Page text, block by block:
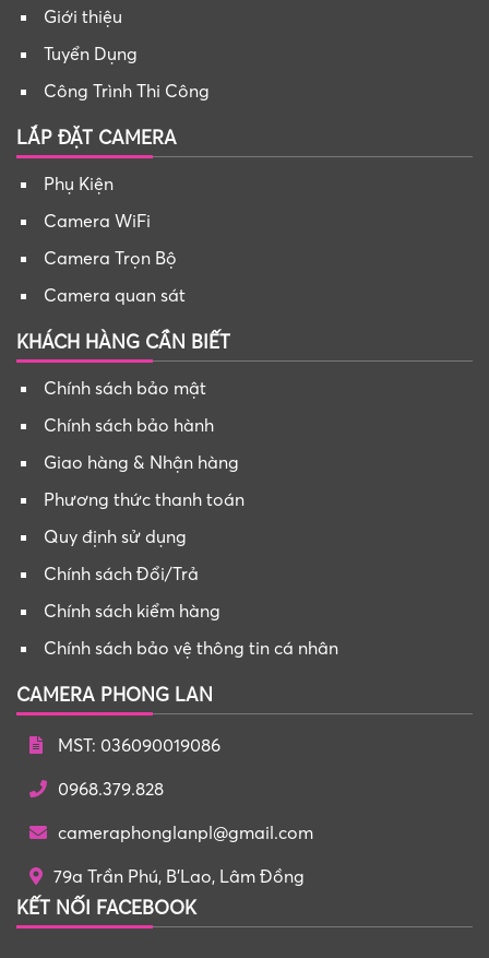
Giới thiệu
Tuyển Dụng
Công Trình Thi Công
LẮP ĐẶT CAMERA
Phụ Kiện
Camera WiFi
Camera Trọn Bộ
Camera quan sát
KHÁCH HÀNG CẦN BIẾT
Chính sách bảo mật
Chính sách bảo hành
Giao hàng & Nhận hàng
Phương thức thanh toán
Quy định sử dụng
Chính sách Đổi/Trả
Chính sách kiểm hàng
Chính sách bảo vệ thông tin cá nhân
CAMERA PHONG LAN
MST: 036090019086
0968.379.828
cameraphonglanpl@gmail.com
79a Trần Phú, B'Lao, Lâm Đồng
KẾT NỐI FACEBOOK